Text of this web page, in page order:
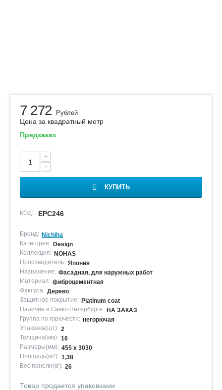
7 272 Рублей
Цена за квадратный метр
Предзаказ
+
−
КУПИТЬ
КОД: EPC246
Бренд: Nichiha
Категория: Design
Коллекция: NOHAS
Производитель: Япония
Назначение: Фасадная, для наружных работ
Материал: фиброцементная
Фактура: Дерево
Защитное покрытие: Platinum coat
Наличие в Санкт-Петербурге: НА ЗАКАЗ
Группа по горючести: негорючая
Упаковка(шт): 2
Толщина(мм): 16
Размеры(мм): 455 х 3030
Площадь(м2): 1,38
Вес панели(кг): 26
Товар продается упаковками